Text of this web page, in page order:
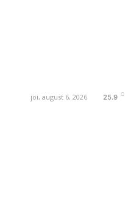
joi, august 6, 2026 25.9 C